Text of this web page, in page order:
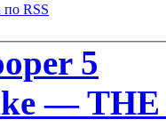
RSS
5
— THE